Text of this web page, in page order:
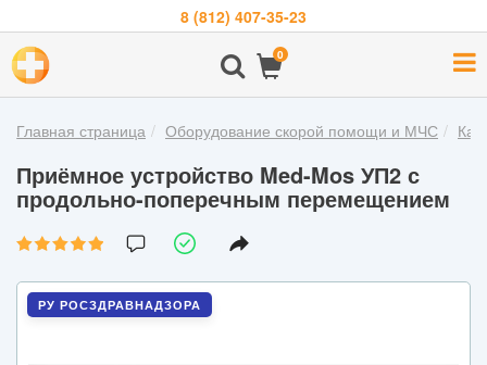
8 (812) 407-35-23
0
О
компании
Бренды
Покупателям
Контакты
Главная страница Оборудование скорой помощи и МЧС
Приёмное устройство Med-Mos УП2 с
продольно-поперечным перемещением
РУ РОСЗДРАВНАДЗОРА